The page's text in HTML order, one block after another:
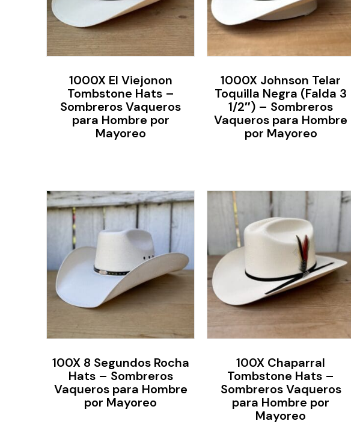
1000X El Viejonon
Tombstone Hats –
Sombreros Vaqueros
para Hombre por
Mayoreo
1000X Johnson Telar
Toquilla Negra (Falda 3
1/2″) – Sombreros
Vaqueros para Hombre
por Mayoreo
100X 8 Segundos Rocha
Hats – Sombreros
Vaqueros para Hombre
por Mayoreo
100X Chaparral
Tombstone Hats –
Sombreros Vaqueros
para Hombre por
Mayoreo